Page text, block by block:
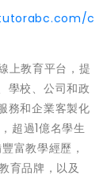
c
上教育平台，提
學校、公司和政
務和企業客製化
超過1億名學生
富教學經歷，
育品牌，以及